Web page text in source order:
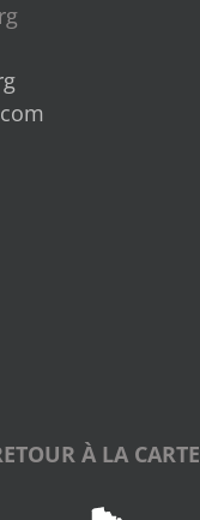
À LA CARTE